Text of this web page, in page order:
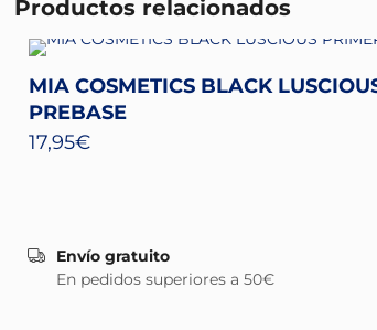
Productos relacionados
MIA COSMETICS BLACK
PREBASE
17,95€
Envío gratuito
En pedidos superiores a 50€